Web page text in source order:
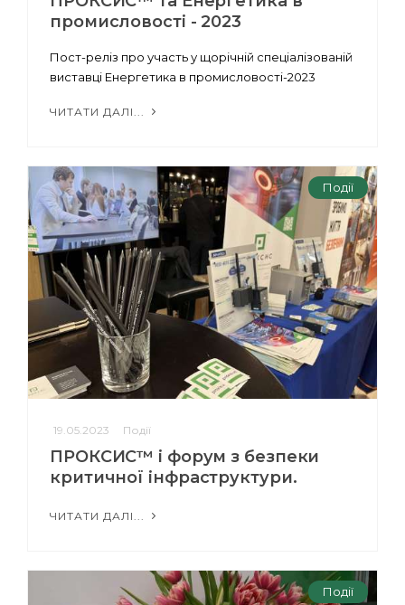
промисловості - 2023
Пост-реліз про участь у щорічній спеціалізованій
виставці Енергетика в промисловості-2023
ЧИТАТИ ДАЛІ...
Події
19.05.2023 Події
ПРОКСИС™ і форум з безпеки
критичної інфраструктури.
ЧИТАТИ ДАЛІ...
Події